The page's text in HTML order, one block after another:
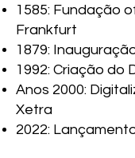
1585: Fundação
Frankfurt
1879:
1992: Criação do
Anos 2000:
Xetra
2022: